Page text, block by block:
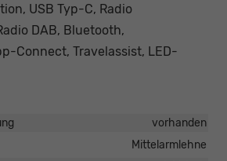
USB Typ-C, Radio
DAB, Bluetooth,
Connect, Travelassist, LED-
vorhanden
Mittelarmlehne